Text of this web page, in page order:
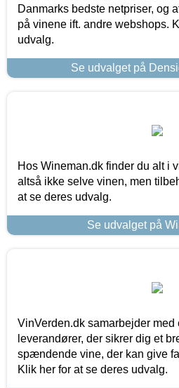
Danmarks bedste netpriser, og
på vinene ift. andre webshops.
udvalg.
Se udvalget på
Hos Wineman.dk finder du alt i
altså ikke selve vinen, men
at se deres udvalg.
Se udvalget på
VinVerden.dk samarbejder
leverandører, der sikrer dig et
spændende vine, der kan give
Klik her for at se deres udvalg.